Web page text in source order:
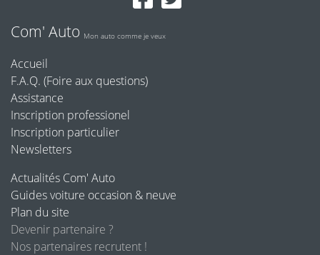
Com' Auto Mon auto comme je veux
Accueil
F.A.Q. (Foire aux questions)
Assistance
Inscription professionel
Inscription particulier
Newsletters
Actualités Com' Auto
Guides voiture occasion & neuve
Plan du site
Devenir partenaire ?
Nos partenaires recrutent !